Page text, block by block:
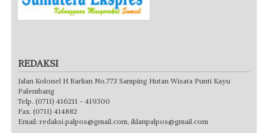
REDAKSI
Jalan Kolonel H Barlian No.773 Samping Hutan Wisata Punti Kayu
Palembang
Telp. (0711) 416211 - 419300
Fax. (0711) 414882
Email: redaksi.palpos@gmail.com, iklanpalpos@gmail.com